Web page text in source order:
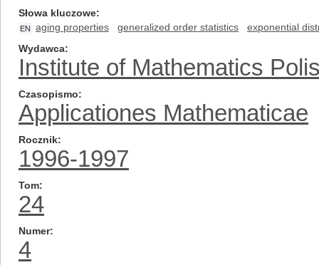
Słowa kluczowe
EN aging properties generalized order statistics
exponential
Wydawca
Institute of Mathematics
Czasopismo
Applicationes Mathematicae
Rocznik
1996-1997
Tom
24
Numer
4